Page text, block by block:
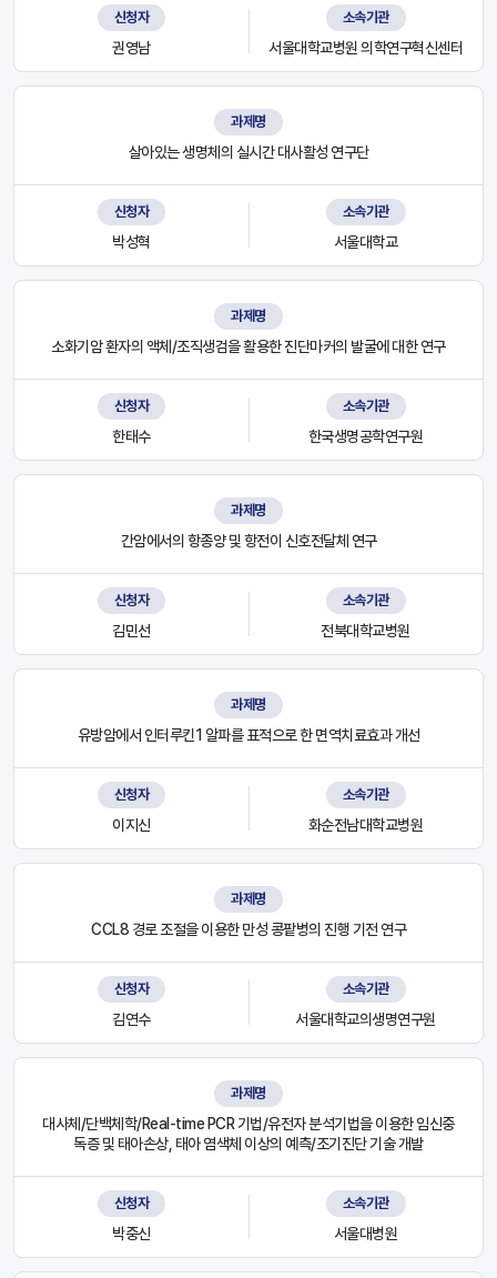
신청자
권영남
소속기관
서울대학교병원 의학연구혁신센터
과제명
살아있는 생명체의 실시간 대사활성 연구단
신청자
박성혁
소속기관
서울대학교
과제명
소화기암 환자의 액체/조직생검을 활용한 진단마커의 발굴에 대한 연구
신청자
한태수
소속기관
한국생명공학연구원
과제명
간암에서의 항종양 및 항전이 신호전달체 연구
신청자
김민선
소속기관
전북대학교병원
과제명
유방암에서 인터루킨1 알파를 표적으로 한 면역치료효과 개선
신청자
이지신
소속기관
화순전남대학교병원
과제명
CCL8 경로 조절을 이용한 만성 콩팥병의 진행 기전 연구
신청자
김연수
소속기관
서울대학교의생명연구원
과제명
대사체/단백체학/Real-time PCR 기법/유전자 분석기법을 이용한 임신중
독증 및 태아손상, 태아 염색체 이상의 예측/조기진단 기술 개발
신청자
박중신
소속기관
서울대병원